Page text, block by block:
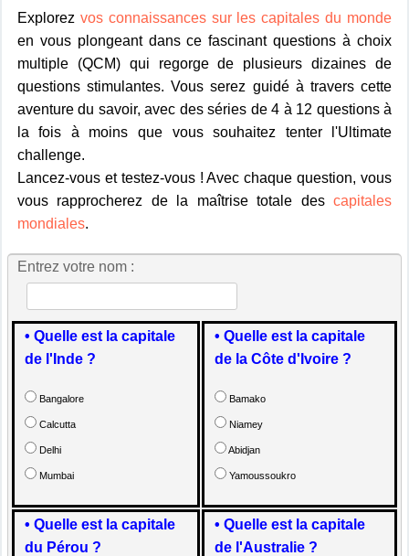
Explorez vos connaissances sur les capitales du monde
en vous plongeant dans ce fascinant questions à choix
multiple (QCM) qui regorge de plusieurs dizaines de
questions stimulantes. Vous serez guidé à travers cette
aventure du savoir, avec des séries de 4 à 12 questions à
la fois à moins que vous souhaitez tenter l'Ultimate
challenge.
Lancez-vous et testez-vous ! Avec chaque question, vous
vous rapprocherez de la maîtrise totale descapitales
mondiales.
Entrez votre nom :
• Quelle est la capitale
de l'Inde ?
Bangalore
Calcutta
Delhi
Mumbai
• Quelle est la capitale
de la Côte d'Ivoire ?
Bamako
Niamey
Abidjan
Yamoussoukro
• Quelle est la capitale
du Pérou ?
• Quelle est la capitale
de l'Australie ?